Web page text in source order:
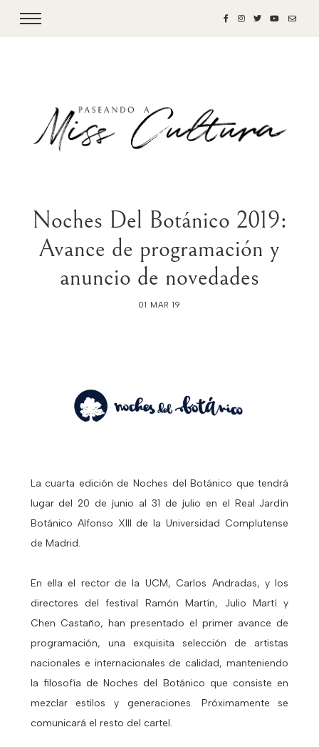
Noches Del Botánico 2019:
Avance de programación y
anuncio de novedades
01 MAR 19
La cuarta edición de Noches del Botánico que tendrá
lugar del 20 de junio al 31 de julio en el Real Jardín
Botánico Alfonso XIII de la Universidad Complutense
de Madrid.
En ella el rector de la UCM, Carlos Andradas, y los
directores del festival Ramón Martín, Julio Martí y
Chen Castaño, han presentado el primer avance de
programación, una exquisita selección de artistas
nacionales e internacionales de calidad, manteniendo
la filosofía de Noches del Botánico que consiste en
mezclar estilos y generaciones. Próximamente se
comunicará el resto del cartel.